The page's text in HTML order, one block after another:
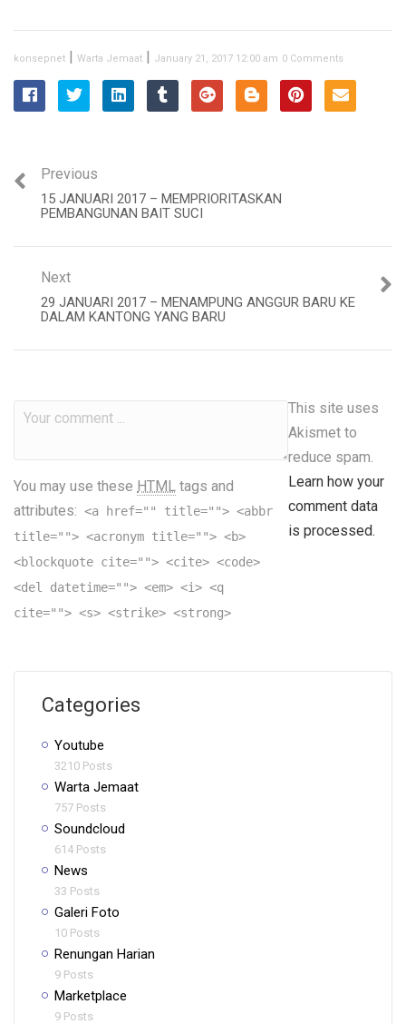
konsepnet | Warta Jemaat | January 21, 2017 12:00 am 0 Comments
Previous
15 JANUARI 2017 – MEMPRIORITASKAN
PEMBANGUNAN BAIT SUCI
Next
29 JANUARI 2017 – MENAMPUNG ANGGUR BARU KE
DALAM KANTONG YANG BARU
You may use these HTML tags and
attributes: <a href="" title=""> <abbr
title=""> <acronym title=""> <b>
<blockquote cite=""> <cite> <code>
<del datetime=""> <em> <i> <q
cite=""> <s> <strike> <strong>
This site uses
Akismet to
reduce spam.
Learn how your
comment data
is processed.
Categories
Youtube
3210 Posts
Warta Jemaat
757 Posts
Soundcloud
614 Posts
News
33 Posts
Galeri Foto
10 Posts
Renungan Harian
9 Posts
Marketplace
9 Posts